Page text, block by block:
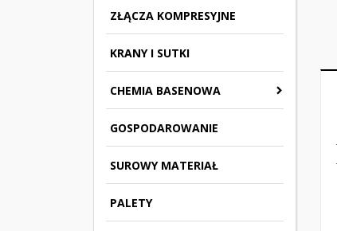
ZŁĄCZA KOMPRESYJNE
KRANY I SUTKI
CHEMIA BASENOWA
GOSPODAROWANIE
SUROWY MATERIAŁ
PALETY